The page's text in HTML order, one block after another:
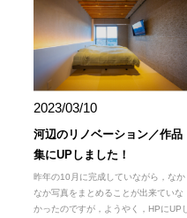
2023/03/10
河辺のリノベーション／作品
集にUPしました！
昨年の10月に完成していながら，なか
なか写真をまとめることが出来ていな
かったのですが，ようやく，HPにUPし